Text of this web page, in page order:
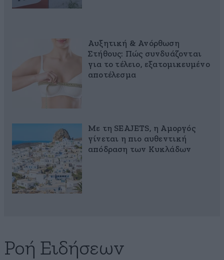
Αυξητική & Ανόρθωση
Στήθους: Πώς συνδυάζονται
για το τέλειο, εξατομικευμένο
αποτέλεσμα
Με τη SEAJETS, η Αμοργός
γίνεται η πιο αυθεντική
απόδραση των Κυκλάδων
Ροή Ειδήσεων